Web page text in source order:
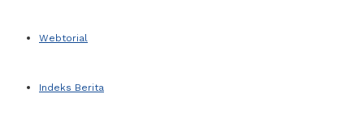
Webtorial
Indeks Berita